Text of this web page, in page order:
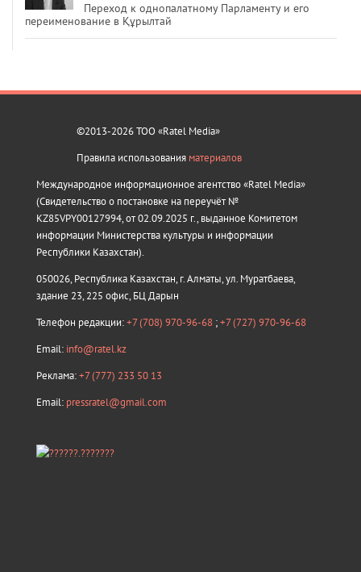
Переход к однопалатному Парламенту и его
переименование в Құрылтай
©2013-2026 ТОО «Ratel Media»
Правила использования материалов
Международное информационное агентство «Ratel Media»
(Свидетельство о постановке на переучёт №
KZ85VPY00127994, от 02.09.2025 г., выданное Комитетом
информации Министерства культуры и информации
Республики Казахстан).
050026, Республика Казахстан, г. Алматы, ул. Муратбаева,
здание 23, 225 офис, БЦ Дарын
Телефон редакции:+7 (708) 970-96-68 ;+7 (727) 970-96-68
Email: info@ratel.kz
Реклама:+7 (777) 233 50 13
Email: pressratel@gmail.com